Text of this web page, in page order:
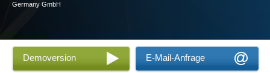
Germany GmbH
Demoversion E-Mail-Anfrage